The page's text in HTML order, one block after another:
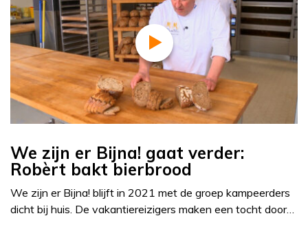
We zijn er Bijna! gaat verder:
Robèrt bakt bierbrood
We zijn er Bijna! blijft in 2021 met de groep kampeerders
dicht bij huis. De vakantiereizigers maken een tocht door…